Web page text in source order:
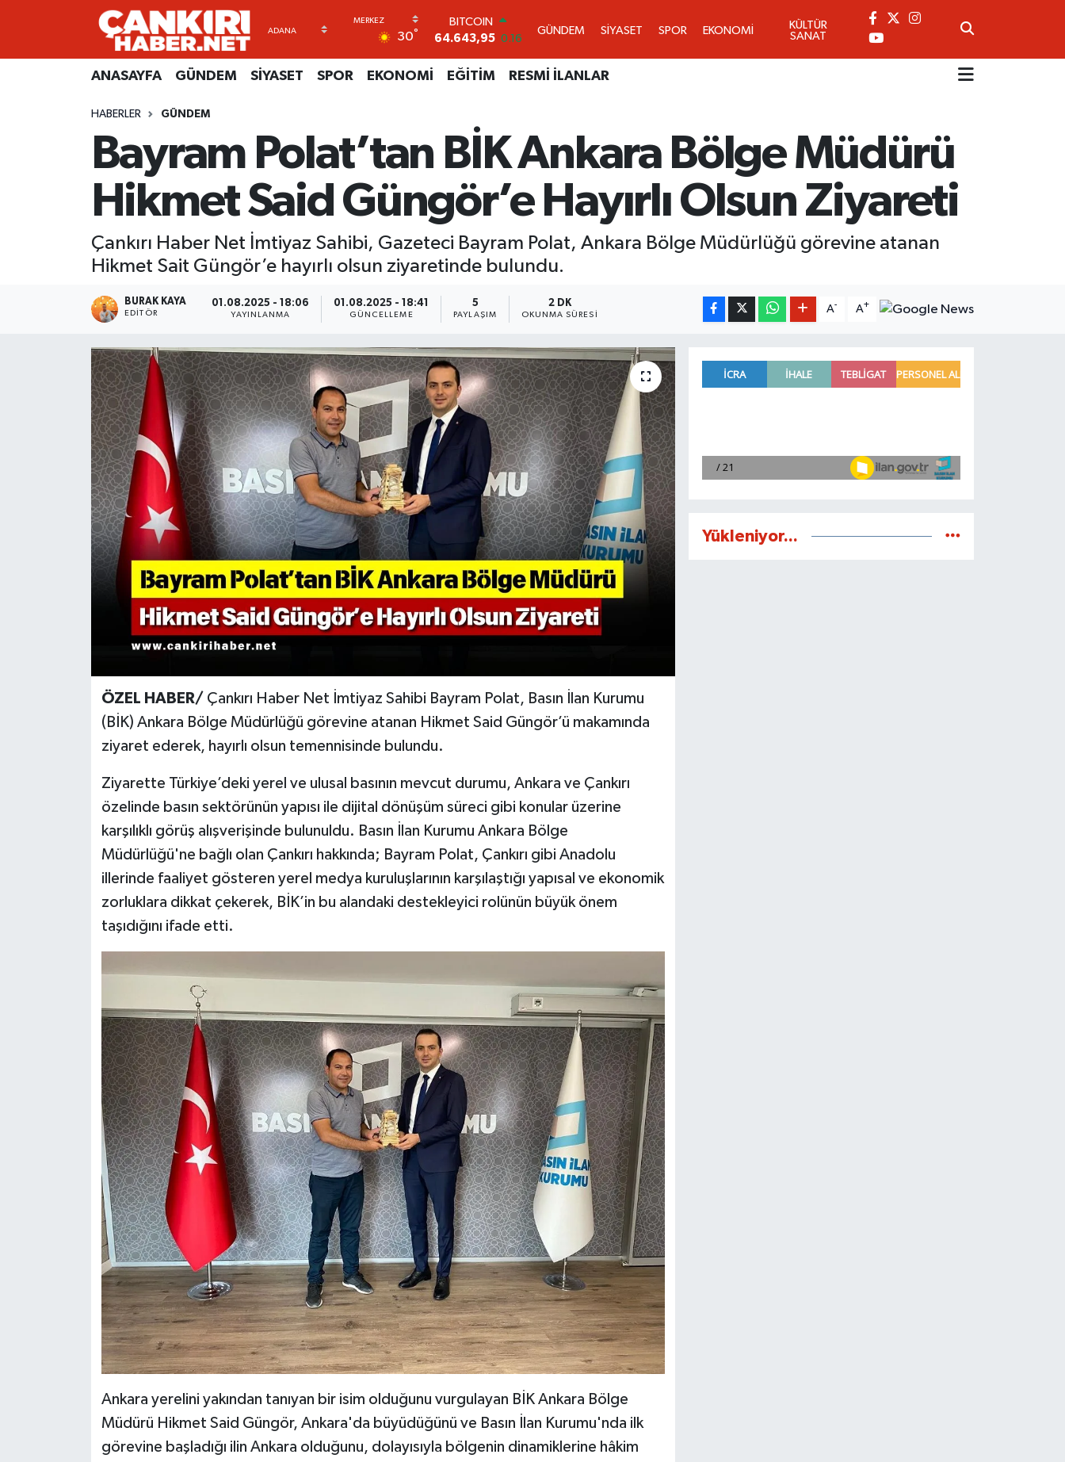
30°
DOLAR
47,6006 0.06
55,0250 0.02
6513.94 0.32
BİST100
13.768 48
BITCOIN
64.643,95
0.16
GÜNDEM SİYASET SPOR EKONOMİ
KÜLTÜR
SANAT
ANASAYFA GÜNDEM SİYASET SPOR EKONOMİ EĞİTİM RESMİ İLANLAR
HABERLER GÜNDEM
Bayram Polat’tan BİK Ankara Bölge Müdürü
Hikmet Said Güngör’e Hayırlı Olsun Ziyareti
Çankırı Haber Net İmtiyaz Sahibi, Gazeteci Bayram Polat, Ankara Bölge Müdürlüğü görevine atanan
Hikmet Sait Güngör’e hayırlı olsun ziyaretinde bulundu.
BURAK KAYA
EDITÖR
01.08.2025 - 18:06
YAYINLANMA
01.08.2025 - 18:41
GÜNCELLEME
5
PAYLAŞIM
2 DK
OKUNMA SÜRESI
A- A+
ÖZEL HABER/ Çankırı Haber Net İmtiyaz Sahibi Bayram Polat, Basın İlan Kurumu
(BİK) Ankara Bölge Müdürlüğü görevine atanan Hikmet Said Güngör’ü makamında
ziyaret ederek, hayırlı olsun temennisinde bulundu.
Ziyarette Türkiye’deki yerel ve ulusal basının mevcut durumu, Ankara ve Çankırı
özelinde basın sektörünün yapısı ile dijital dönüşüm süreci gibi konular üzerine
karşılıklı görüş alışverişinde bulunuldu. Basın İlan Kurumu Ankara Bölge
Müdürlüğü'ne bağlı olan Çankırı hakkında; Bayram Polat, Çankırı gibi Anadolu
illerinde faaliyet gösteren yerel medya kuruluşlarının karşılaştığı yapısal ve ekonomik
zorluklara dikkat çekerek, BİK’in bu alandaki destekleyici rolünün büyük önem
taşıdığını ifade etti.
Ankara yerelini yakından tanıyan bir isim olduğunu vurgulayan BİK Ankara Bölge
Müdürü Hikmet Said Güngör, Ankara'da büyüdüğünü ve Basın İlan Kurumu'nda ilk
görevine başladığı ilin Ankara olduğunu, dolayısıyla bölgenin dinamiklerine hâkim
Yükleniyor...
ANASAYFA
RESMİ İLANLAR
Künye
Gizlilik Sözleşmesi
BİYOGRAFİLER
GÜNDEM
KÜLTÜR SANAT
MAGAZİN
SAĞLIK
SİYASET
VİZYONDAKİLER
Merkez Hava Durumu
Süper Lig Puan Durumu ve Fikstür
Tüm Manşetler
Haber Arşivi